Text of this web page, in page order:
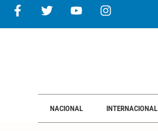
NACIONAL INTERNACIONAL